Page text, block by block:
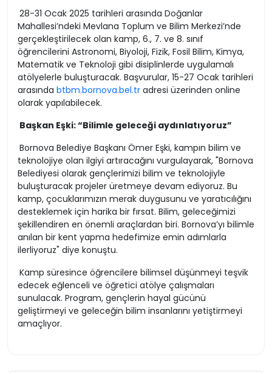
28-31 Ocak 2025 tarihleri arasında Doğanlar
Mahallesi’ndeki Mevlana Toplum ve Bilim Merkezi’nde
gerçekleştirilecek olan kamp, 6., 7. ve 8. sınıf
öğrencilerini Astronomi, Biyoloji, Fizik, Fosil Bilim, Kimya,
Matematik ve Teknoloji gibi disiplinlerde uygulamalı
atölyelerle buluşturacak. Başvurular, 15-27 Ocak tarihleri
arasında btbm.bornova.bel.tr adresi üzerinden online
olarak yapılabilecek.
Başkan Eşki: “Bilimle geleceği aydınlatıyoruz”
Bornova Belediye Başkanı Ömer Eşki, kampın bilim ve
teknolojiye olan ilgiyi artıracağını vurgulayarak, "Bornova
Belediyesi olarak gençlerimizi bilim ve teknolojiyle
buluşturacak projeler üretmeye devam ediyoruz. Bu
kamp, çocuklarımızın merak duygusunu ve yaratıcılığını
desteklemek için harika bir fırsat. Bilim, geleceğimizi
şekillendiren en önemli araçlardan biri. Bornova’yı bilimle
anılan bir kent yapma hedefimize emin adımlarla
ilerliyoruz" diye konuştu.
Kamp süresince öğrencilere bilimsel düşünmeyi teşvik
edecek eğlenceli ve öğretici atölye çalışmaları
sunulacak. Program, gençlerin hayal gücünü
geliştirmeyi ve geleceğin bilim insanlarını yetiştirmeyi
amaçlıyor.